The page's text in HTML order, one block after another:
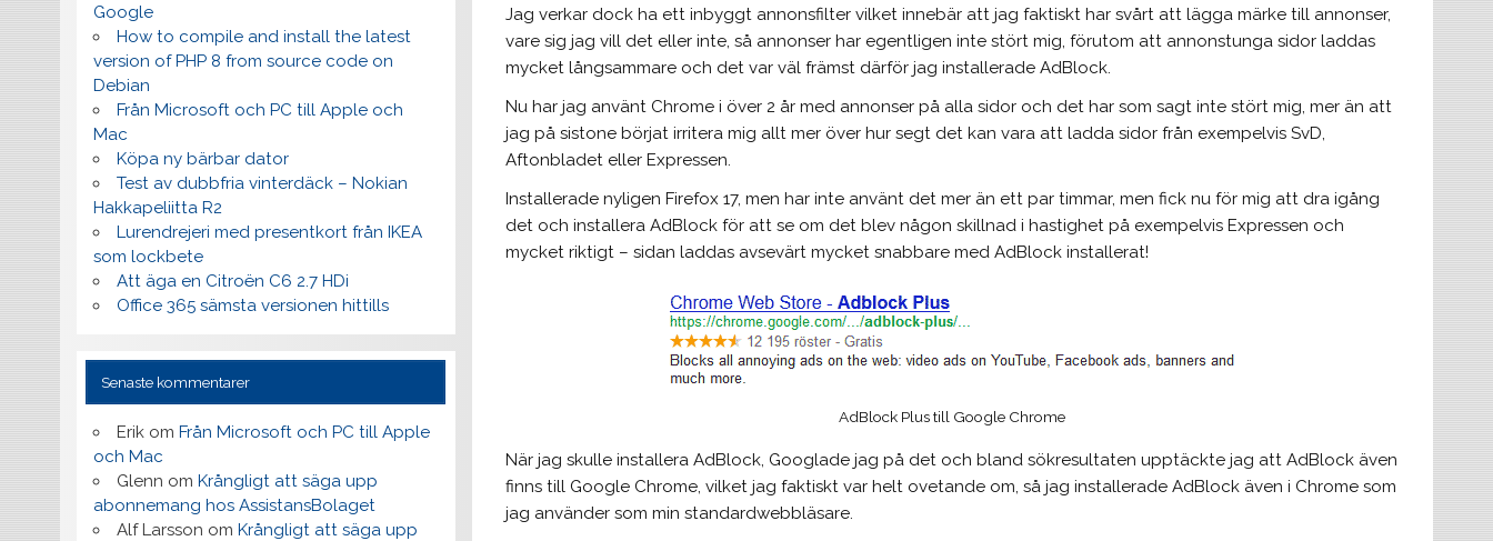
Jag verkar dock ha ett inbyggt annonsfilter vilket innebär att jag faktiskt har svårt att lägga märke till annonser,
vare sig jag vill det eller inte, så annonser har egentligen inte stört mig, förutom att annonstunga sidor laddas
mycket långsammare och det var väl främst därför jag installerade AdBlock.
Nu har jag använt Chrome i över 2 år med annonser på alla sidor och det har som sagt inte stört mig, mer än att
jag på sistone börjat irritera mig allt mer över hur segt det kan vara att ladda sidor från exempelvis SvD,
Aftonbladet eller Expressen.
Installerade nyligen Firefox 17, men har inte använt det mer än ett par timmar, men fick nu för mig att dra igång
det och installera AdBlock för att se om det blev någon skillnad i hastighet på exempelvis Expressen och
mycket riktigt – sidan laddas avsevärt mycket snabbare med AdBlock installerat!
AdBlock Plus till Google Chrome
När jag skulle installera AdBlock, Googlade jag på det och bland sökresultaten upptäckte jag att AdBlock även
finns till Google Chrome, vilket jag faktiskt var helt ovetande om, så jag installerade AdBlock även i Chrome som
jag använder som min standardwebbläsare.
Google
How to compile and install the latest
version of PHP 8 from source code on
Debian
Från Microsoft och PC till Apple och
Mac
Köpa ny bärbar dator
Test av dubbfria vinterdäck – Nokian
Hakkapeliitta R2
Lurendrejeri med presentkort från IKEA
som lockbete
Att äga en Citroën C6 2.7 HDi
Office 365 sämsta versionen hittills
Senaste kommentarer
Erik omFrån Microsoft och PC till Apple
och Mac
Glenn omKrångligt att säga upp
abonnemang hos AssistansBolaget
Alf Larsson omKrångligt att säga upp